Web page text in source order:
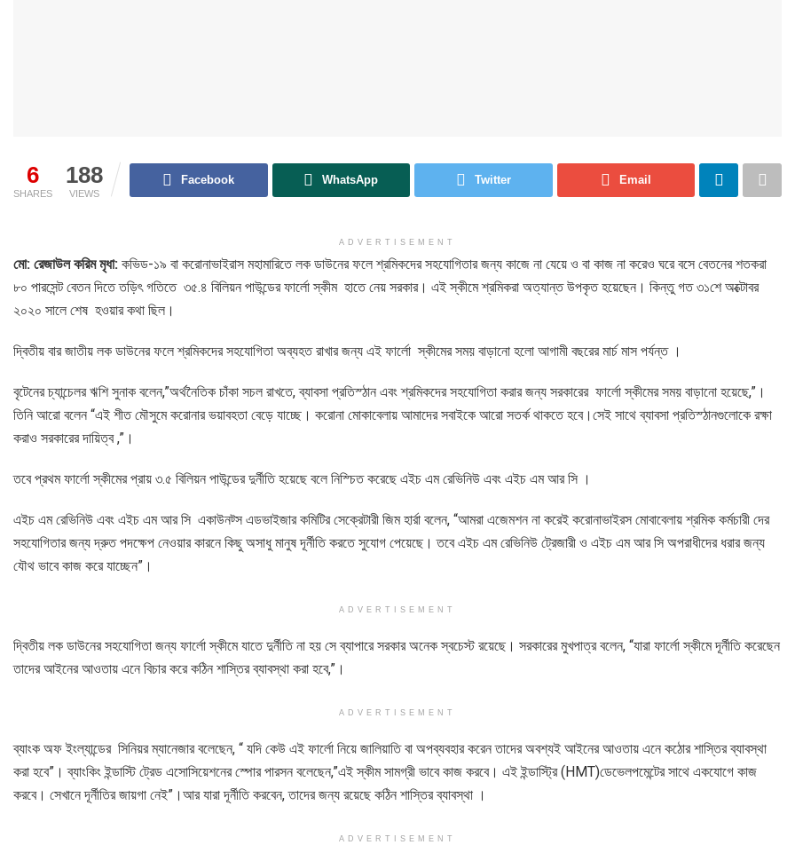
6
SHARES
188
VIEWS
Facebook WhatsApp Twitter Email
ADVERTISEMENT
মো: রেজাউল করিম মৃধা: কভিড-১৯ বা করোনাভাইরাস মহামারিতে লক ডাউনের ফলে শ্রমিকদের সহযোগিতার জন্য কাজে না যেয়ে ও বা কাজ না করেও ঘরে বসে বেতনের শতকরা
৮০ পারসেন্ট বেতন দিতে তড়িৎ গতিতে ৩৫.৪ বিলিয়ন পাউন্ডের ফার্লো স্কীম হাতে নেয় সরকার। এই স্কীমে শ্রমিকরা অত্যান্ত উপকৃত হয়েছেন। কিন্তু গত ৩১শে অক্টোবর
২০২০ সালে শেষ হওয়ার কথা ছিল।
দ্বিতীয় বার জাতীয় লক ডাউনের ফলে শ্রমিকদের সহযোগিতা অব্যহত রাখার জন্য এই ফার্লো স্কীমের সময় বাড়ানো হলো আগামী বছরের মার্চ মাস পর্যন্ত ।
বৃটেনের চ্যান্চেলর ঋশি সুনাক বলেন,”অর্থনৈতিক চাঁকা সচল রাখতে, ব্যাবসা প্রতিস্ঠান এবং শ্রমিকদের সহযোগিতা করার জন্য সরকারের ফার্লো স্কীমের সময় বাড়ানো হয়েছে,”।
তিনি আরো বলেন “এই শীত মৌসুমে করোনার ভয়াবহতা বেড়ে যাচ্ছে। করোনা মোকাবেলায় আমাদের সবাইকে আরো সতর্ক থাকতে হবে।সেই সাথে ব্যাবসা প্রতিস্ঠানগুলোকে রক্ষা
করাও সরকারের দায়িত্ব ,”।
তবে প্রথম ফার্লো স্কীমের প্রায় ৩.৫ বিলিয়ন পাউন্ডের দুর্নীতি হয়েছে বলে নিস্চিত করেছে এইচ এম রেভিনিউ এবং এইচ এম আর সি ।
এইচ এম রেভিনিউ এবং এইচ এম আর সি একাউনট্স এডভাইজার কমিটির সেক্রেটারী জিম হার্রা বলেন, “আমরা এজেমশন না করেই করোনাভাইরস মোবাবেলায় শ্রমিক কর্মচারী দের
সহযোগিতার জন্য দ্রুত পদক্ষেপ নেওয়ার কারনে কিছু অসাধু মানুষ দূর্নীতি করতে সুযোগ পেয়েছে। তবে এইচ এম রেভিনিউ ট্রেজারী ও এইচ এম আর সি অপরাধীদের ধরার জন্য
যৌথ ভাবে কাজ করে যাচ্ছেন”।
ADVERTISEMENT
দ্বিতীয় লক ডাউনের সহযোগিতা জন্য ফার্লো স্কীমে যাতে দুর্নীতি না হয় সে ব্যাপারে সরকার অনেক স্বচেস্ট রয়েছে। সরকারের মুখপাত্র বলেন, “যারা ফার্লো স্কীমে দূর্নীতি করেছেন
তাদের আইনের আওতায় এনে বিচার করে কঠিন শাস্তির ব্যাবস্থা করা হবে,”।
ADVERTISEMENT
ব্যাংক অফ ইংল্যান্ডের সিনিয়র ম্যানেজার বলেছেন, “ যদি কেউ এই ফার্লো নিয়ে জালিয়াতি বা অপব্যবহার করেন তাদের অবশ্যই আইনের আওতায় এনে কঠোর শাস্তির ব্যাবস্থা
করা হবে”। ব্যাংকিং ইন্ডাস্টি ট্রেড এসোসিয়েশনের স্পোর পারসন বলেছেন,”এই স্কীম সামগ্রী ভাবে কাজ করবে। এই ইন্ডাস্ট্রি (HMT)ডেভেলপমেন্টের সাথে একযোগে কাজ
করবে। সেখানে দূর্নীতির জায়গা নেই”।আর যারা দূর্নীতি করবেন, তাদের জন্য রয়েছে কঠিন শাস্তির ব্যাবস্থা ।
ADVERTISEMENT